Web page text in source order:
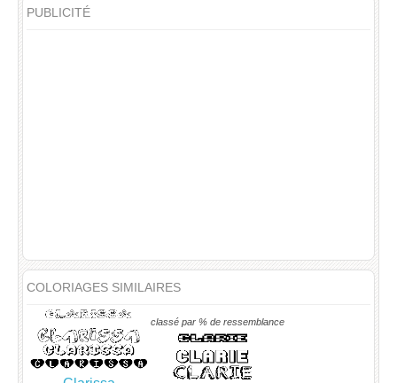
PUBLICITÉ
COLORIAGES SIMILAIRES
classé par % de ressemblance